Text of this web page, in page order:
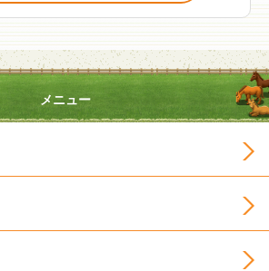
メニュー